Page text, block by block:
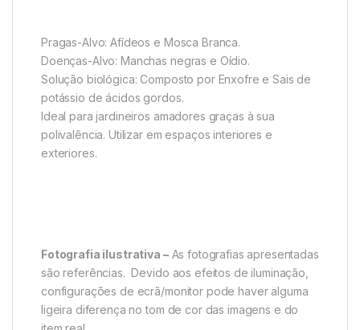
Pragas-Alvo: Afídeos e Mosca Branca.
Doenças-Alvo: Manchas negras e Oídio.
Solução biológica: Composto por Enxofre e Sais de
potássio de ácidos gordos.
Ideal para jardineiros amadores graças à sua
polivalência. Utilizar em espaços interiores e
exteriores.
Fotografia ilustrativa –As fotografias apresentadas
são referências. Devido aos efeitos de iluminação,
configurações de ecrã/monitor pode haver alguma
ligeira diferença no tom de cor das imagens e do